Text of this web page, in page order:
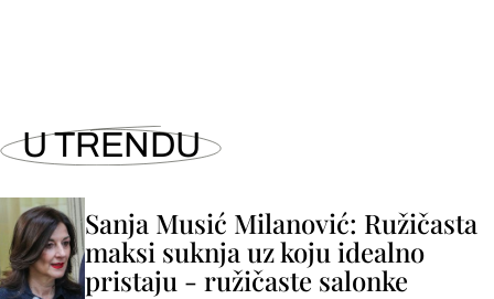
U TRENDU
Sanja Musić Milanović: Ružičasta
maksi suknja uz koju idealno
pristaju - ružičaste salonke